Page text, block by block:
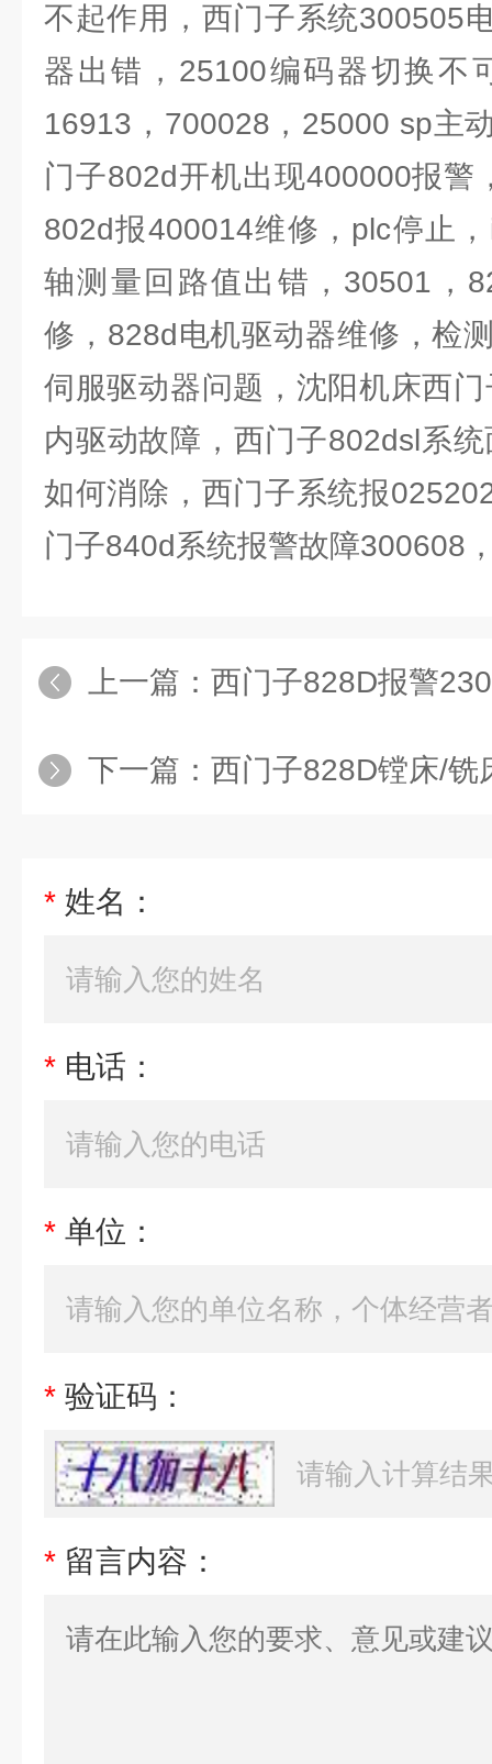
不起作用，西门子系统300505
器出错，25100编码器切换不
16913，700028，25000 sp主
门子802d开机出现400000报警
802d报400014维修，plc停止
轴测量回路值出错，30501，
修，828d电机驱动器维修，检
伺服驱动器问题，沈阳机床西
内驱动故障，西门子802dsl系
如何消除，西门子系统报
门子840d系统报警故障300608
上一篇： 西门子828D报警
下一篇： 西门子828D镗床/铣
* 姓名：
* 电话：
* 单位：
* 验证码：
* 留言内容：